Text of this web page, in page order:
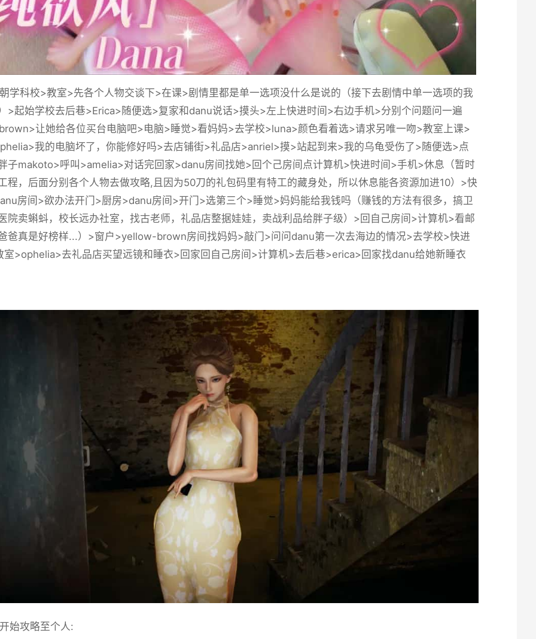
科校>教室>先各个人物交谈下>在课>剧情里都是单一选项没什么是说的（接下去剧情中单一选项的我
>起始学校去后巷>Erica>随便选>复家和danu说话>摸头>左上快进时间>右边手机>分别个问题问一遍
让她给各位买台电脑吧>电脑>睡觉>看妈妈>去学校>luna>颜色看着选>请求另唯一吻>教室上课>
我的电脑坏了，你能修好吗>去店铺街>礼品店>anriel>摸>站起到来>我的乌龟受伤了>随便选>点
子makoto>呼叫>amelia>对话完回家>danu房间找她>回个己房间点计算机>快进时间>手机>休息（暂时
程，后面分别各个人物去做攻略,且因为50刀的礼包码里有特工的藏身处，所以休息能各资源加进10）>快
房间>欲办法开门>厨房>danu房间>开门>选第三个>睡觉>妈妈能给我钱吗（赚钱的方法有很多，搞卫
院卖蝌蚪，校长远办社室，找古老师，礼品店整据娃娃，卖战利品给胖子级）>回自己房间>计算机>看邮
爸真是好榜样...）>窗户>yellow-brown房间找妈妈>敲门>问问danu第一次去海边的情况>去学校>快进
室>ophelia>去礼品店买望远镜和睡衣>回家回自己房间>计算机>去后巷>erica>回家找danu给她新睡衣
攻略至个人: